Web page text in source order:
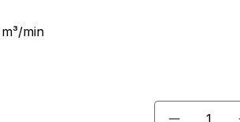
Produkt